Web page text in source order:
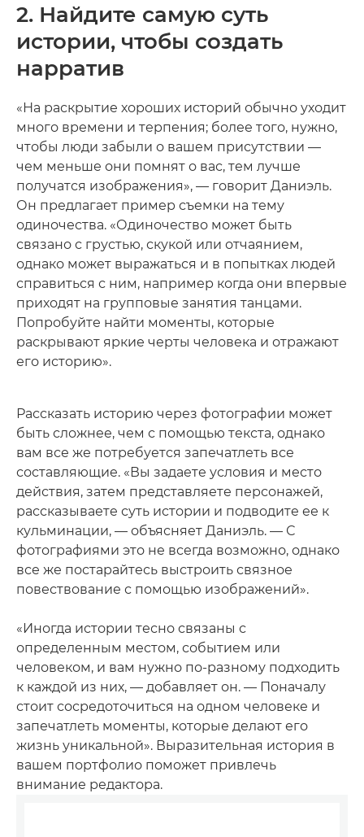
2. Найдите самую суть
истории, чтобы создать
нарратив
«На раскрытие хороших историй обычно уходит
много времени и терпения; более того, нужно,
чтобы люди забыли о вашем присутствии —
чем меньше они помнят о вас, тем лучше
получатся изображения», — говорит Даниэль.
Он предлагает пример съемки на тему
одиночества. «Одиночество может быть
связано с грустью, скукой или отчаянием,
однако может выражаться и в попытках людей
справиться с ним, например когда они впервые
приходят на групповые занятия танцами.
Попробуйте найти моменты, которые
раскрывают яркие черты человека и отражают
его историю».
Рассказать историю через фотографии может
быть сложнее, чем с помощью текста, однако
вам все же потребуется запечатлеть все
составляющие. «Вы задаете условия и место
действия, затем представляете персонажей,
рассказываете суть истории и подводите ее к
кульминации, — объясняет Даниэль. — С
фотографиями это не всегда возможно, однако
все же постарайтесь выстроить связное
повествование с помощью изображений».
«Иногда истории тесно связаны с
определенным местом, событием или
человеком, и вам нужно по-разному подходить
к каждой из них, — добавляет он. — Поначалу
стоит сосредоточиться на одном человеке и
запечатлеть моменты, которые делают его
жизнь уникальной». Выразительная история в
вашем портфолио поможет привлечь
внимание редактора.